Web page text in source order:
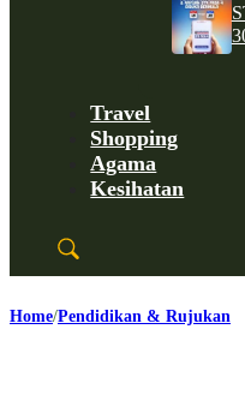
Travel
Shopping
Agama
Kesihatan
Home Pendidikan & Rujukan